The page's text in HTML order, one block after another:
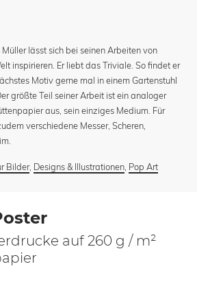
lässt sich bei seinen Arbeiten von
inspirieren. Er liebt das Triviale. So findet er
Motiv gerne mal in einem Gartenstuhl
größte Teil seiner Arbeit ist ein analoger
aus, sein einziges Medium. Für
verschiedene Messer, Scheren,
Bilder, Designs & Illustrationen, Pop Art
auf 260 g / m²